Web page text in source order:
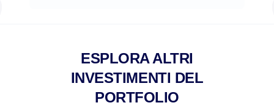
ESPLORA ALTRI
INVESTIMENTI DEL
PORTFOLIO